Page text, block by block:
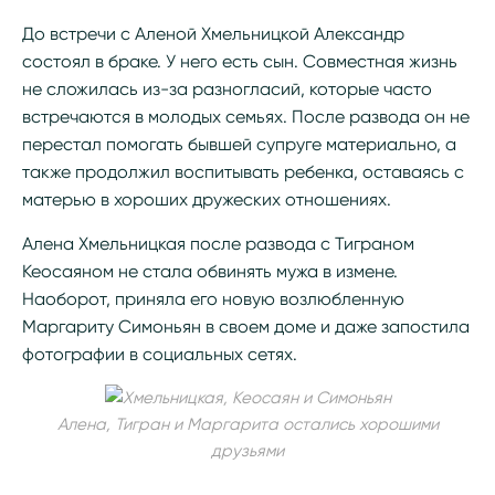
До встречи с Аленой Хмельницкой Александр
состоял в браке. У него есть сын. Совместная жизнь
не сложилась из-за разногласий, которые часто
встречаются в молодых семьях. После развода он не
перестал помогать бывшей супруге материально, а
также продолжил воспитывать ребенка, оставаясь с
матерью в хороших дружеских отношениях.
Алена Хмельницкая после развода с Тиграном
Кеосаяном не стала обвинять мужа в измене.
Наоборот, приняла его новую возлюбленную
Маргариту Симоньян в своем доме и даже запостила
фотографии в социальных сетях.
Алена, Тигран и Маргарита остались хорошими
друзьями